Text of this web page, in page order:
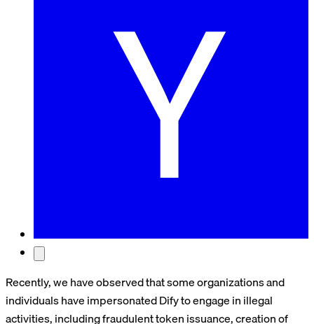
Recently, we have observed that some organizations and
individuals have impersonated Dify to engage in illegal
activities, including fraudulent token issuance, creation of